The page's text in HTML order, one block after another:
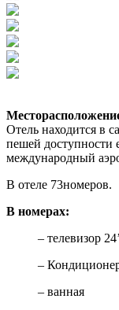
Отель находится в
пешей доступности
международный
В отеле 73номеров.
В номерах:
– телевизор
–
– ванная